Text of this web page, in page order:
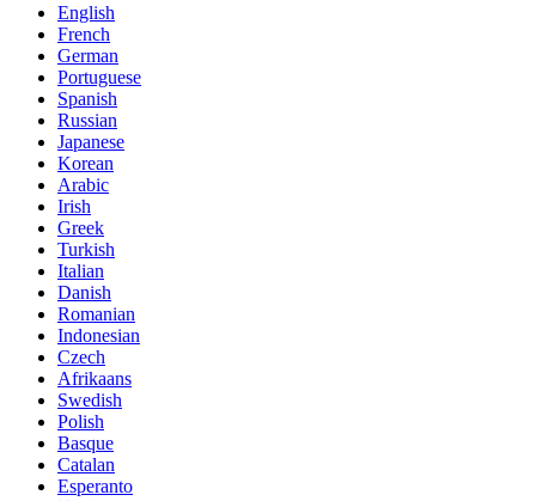
English
French
German
Portuguese
Spanish
Russian
Japanese
Korean
Arabic
Irish
Greek
Turkish
Italian
Danish
Romanian
Indonesian
Czech
Afrikaans
Swedish
Polish
Basque
Catalan
Esperanto